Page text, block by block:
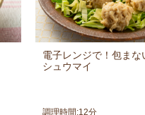
電子レンジで！包まな
シュウマイ
調理時間:12分